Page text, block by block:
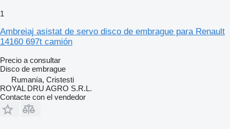
1
Ambreiaj asistat de servo disco de embrague para Renault
14160 697t camión
Precio a consultar
Disco de embrague
Rumanía, Cristesti
ROYAL DRU AGRO S.R.L.
Contacte con el vendedor